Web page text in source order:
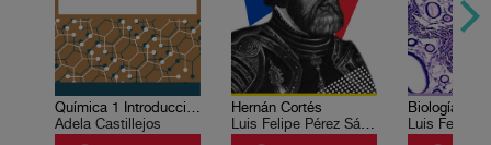
Química 1 Introducción a la química moderna
Adela Castillejos
Hernán Cortés
Luis Felipe Pérez Sánchez
Luis Felipe